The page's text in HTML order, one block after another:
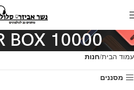
BOX 10000
עמוד הבית חנות
מסננים